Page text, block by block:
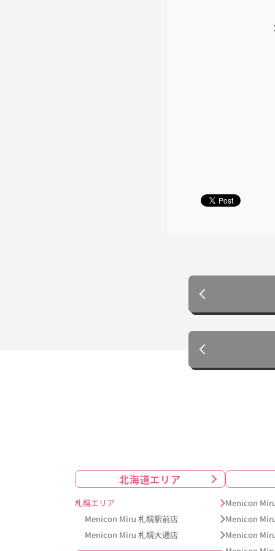
北海道エリア
札幌エリア
Menicon Miru 札幌駅前店
Menicon Miru 札幌大通店
Menicon
Menicon
Menicon